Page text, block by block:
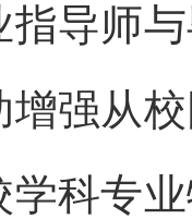
指导师
增强从
学科专